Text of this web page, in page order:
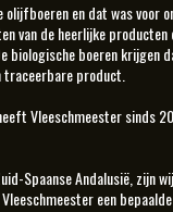
en dat was voor
van de heerlijke producten
biologische boeren krijgen
traceerbare product.
Vleeschmeester sinds
Spaanse Andalusië, zijn
een